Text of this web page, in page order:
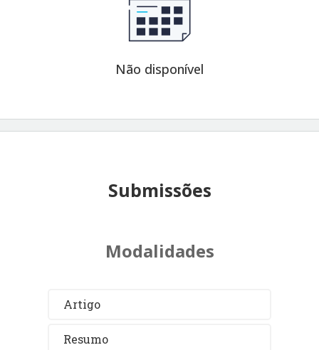
Não disponível
Submissões
Modalidades
Artigo
Resumo